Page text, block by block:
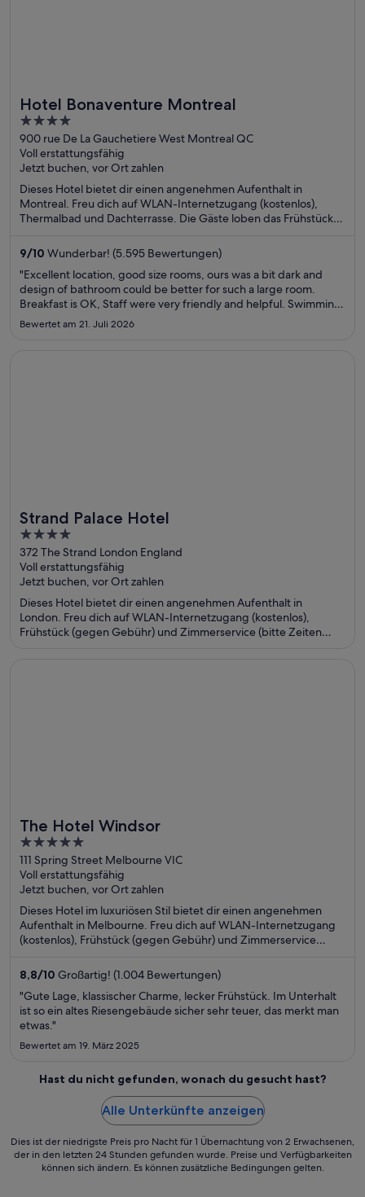
Hotel Bonaventure Montreal
4
out
of
5
900 rue De La Gauchetiere West Montreal QC
Voll erstattungsfähig
Jetzt buchen, vor Ort zahlen
Dieses Hotel bietet dir einen angenehmen Aufenthalt in
Montreal. Freu dich auf WLAN-Internetzugang (kostenlos),
Thermalbad und Dachterrasse. Die Gäste loben das Frühstück
Sehenswürdigkeiten – Bell Centre und Rue Sainte-Catherine –
befinden sich in der Nähe.
9/10 Wunderbar! (5.595 Bewertungen)
"Excellent location, good size rooms, ours was a bit dark and
design of bathroom could be better for such a large room.
Breakfast is OK, Staff were very friendly and helpful. Swimming
pool was great bonus."
Bewertet am 21. Juli 2026
Strand Palace Hotel
4
out
of
5
372 The Strand London England
Voll erstattungsfähig
Jetzt buchen, vor Ort zahlen
Dieses Hotel bietet dir einen angenehmen Aufenthalt in
London. Freu dich auf WLAN-Internetzugang (kostenlos),
Frühstück (gegen Gebühr) und Zimmerservice (bitte Zeiten
The Hotel Windsor
5
out
of
5
111 Spring Street Melbourne VIC
Voll erstattungsfähig
Jetzt buchen, vor Ort zahlen
Dieses Hotel im luxuriösen Stil bietet dir einen angenehmen
Aufenthalt in Melbourne. Freu dich auf WLAN-Internetzugang
(kostenlos), Frühstück (gegen Gebühr) und Zimmerservice
Personal und die sauberen Zimmer in unseren Bewertungen.
Einige beliebte Sehenswürdigkeiten – Melbourne Central und
Rod Laver Arena – befinden sich in der Nähe.
8,8/10 Großartig! (1.004 Bewertungen)
"Gute Lage, klassischer Charme, lecker Frühstück. Im Unterhalt
ist so ein altes Riesengebäude sicher sehr teuer, das merkt man
etwas."
Bewertet am 19. März 2025
Hast du nicht gefunden, wonach du gesucht hast?
Alle Unterkünfte anzeigen
Dies ist der niedrigste Preis pro Nacht für 1 Übernachtung von 2 Erwachsenen,
der in den letzten 24 Stunden gefunden wurde. Preise und Verfügbarkeiten
können sich ändern. Es können zusätzliche Bedingungen gelten.